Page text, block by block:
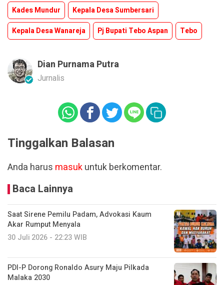
Kades Mundur
Kepala Desa Sumbersari
Kepala Desa Wanareja
Pj Bupati Tebo Aspan Tebo
Dian Purnama Putra
Jurnalis
Tinggalkan Balasan
Anda harus masukuntuk berkomentar.
Baca Lainnya
Saat Sirene Pemilu Padam, Advokasi Kaum
Akar Rumput Menyala
30 Juli 2026 - 22:23 WIB
PDI-P Dorong Ronaldo Asury Maju Pilkada
Malaka 2030